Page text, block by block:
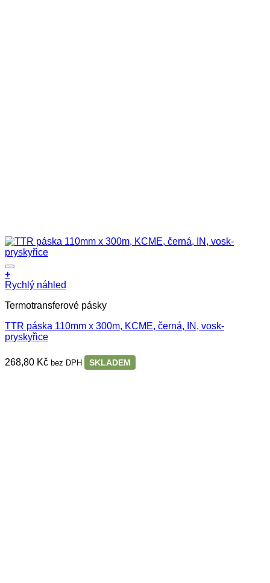
+
Rychlý náhled
Termotransferové pásky
TTR páska 110mm x 300m, KCME, černá, IN, vosk-
pryskyřice
268,80 Kč bez DPH SKLADEM